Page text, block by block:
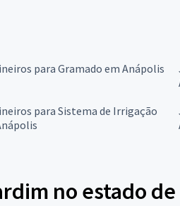
para Gramado em Anápolis
para Sistema de Irrigação
no estado de